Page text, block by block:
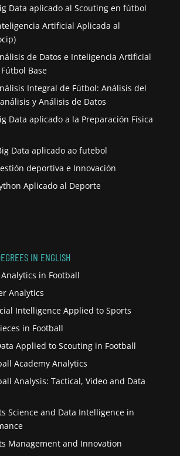
Data aplicado al Scouting en fútbol
Artificial Aplicada al
de Datos e Inteligencia Artificial
Base
Integral de Fútbol: Análisis del
y Análisis de Datos
Data aplicado a la Preparación Física
Data aplicado ao futebol
deportiva e Innovación
Aplicado al Deporte
IN ENGLISH
in Football
Analytics
Intelligence Applied to Sports
in Football
Applied to Scouting in Football
Academy Analytics
Analysis: Tactical, Video and Data
Science and Data Intelligence in
Management and Innovation